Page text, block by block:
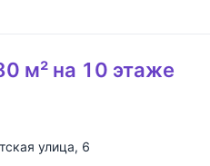
м² на 10 этаже
улица, 6